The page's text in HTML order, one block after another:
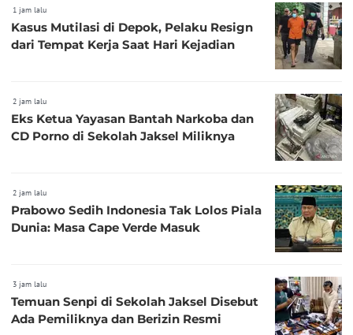
1 jam lalu
Kasus Mutilasi di Depok, Pelaku Resign
dari Tempat Kerja Saat Hari Kejadian
2 jam lalu
Eks Ketua Yayasan Bantah Narkoba dan
CD Porno di Sekolah Jaksel Miliknya
2 jam lalu
Prabowo Sedih Indonesia Tak Lolos Piala
Dunia: Masa Cape Verde Masuk
3 jam lalu
Temuan Senpi di Sekolah Jaksel Disebut
Ada Pemiliknya dan Berizin Resmi